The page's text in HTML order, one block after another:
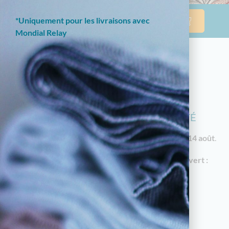
NOTRE BOUTIQUE EN LIGNE EST
ACTUELLEMENT EN CONGÉS D'ÉTÉ
Les commandes reprendront à partir duvendredi 14 août
En attendant, notre magasin à Limoges reste ouvert :
18 av. Garibaldi, 87000 Limoges
Horaires d'été : du mardi au samedi de 10h à
05.55.79.22.49
*Uniquement pour les livraisons avec
Mondial Relay